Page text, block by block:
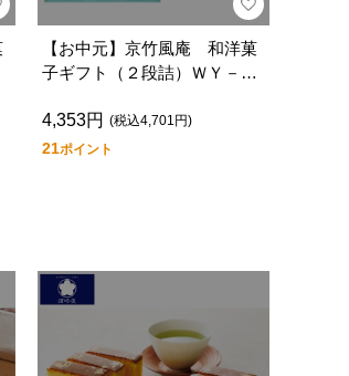
【お中元】京竹風庵 和洋菓
子ギフト（２段詰）ＷＹ－６
4,353円 (税込4,701円)
21ポイント